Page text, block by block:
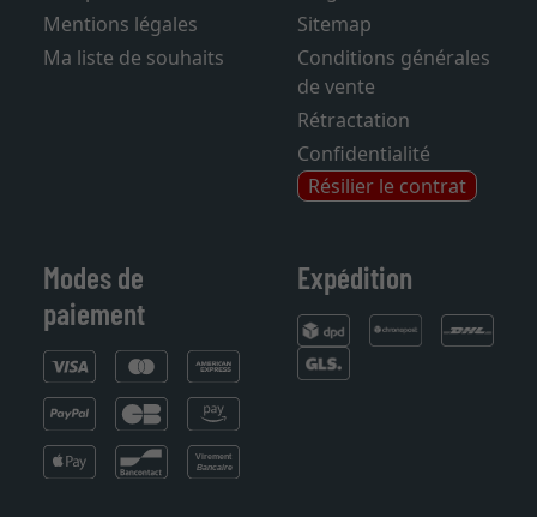
Compte
Mentions légales
Magazine
Sitemap
Conditions générales
de vente
Rétractation
Confidentialité
Résilier le contrat
Modes de
paiement
Expédition